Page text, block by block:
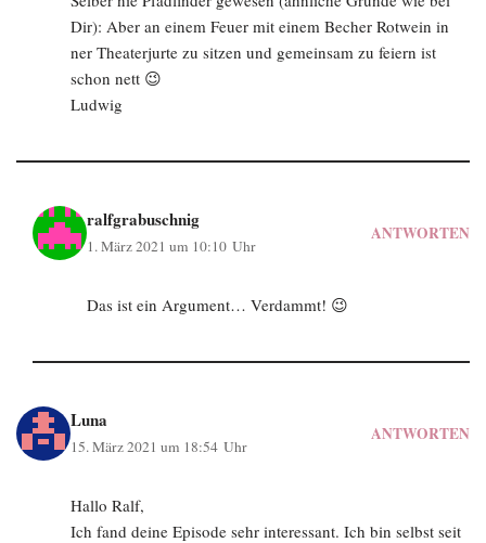
Dir): Aber an einem Feuer mit einem Becher Rotwein in
ner Theaterjurte zu sitzen und gemeinsam zu feiern ist
schon nett 😉
Ludwig
ralfgrabuschnig
1. März 2021 um 10:10 Uhr
ANTWORTEN
Das ist ein Argument… Verdammt! 😉
Luna
15. März 2021 um 18:54 Uhr
ANTWORTEN
Hallo Ralf,
Ich fand deine Episode sehr interessant. Ich bin selbst seit